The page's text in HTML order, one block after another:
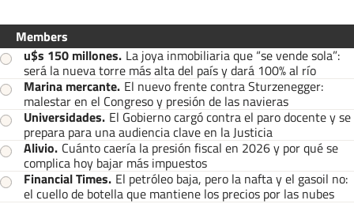
Members
u$s 150 millones. La joya inmobiliaria que “se vende sola”:
será la nueva torre más alta del país y dará 100% al río
Marina mercante. El nuevo frente contra Sturzenegger:
malestar en el Congreso y presión de las navieras
Universidades. El Gobierno cargó contra el paro docente y se
prepara para una audiencia clave en la Justicia
Alivio. Cuánto caería la presión fiscal en 2026 y por qué se
complica hoy bajar más impuestos
Financial Times. El petróleo baja, pero la nafta y el gasoil no:
el cuello de botella que mantiene los precios por las nubes